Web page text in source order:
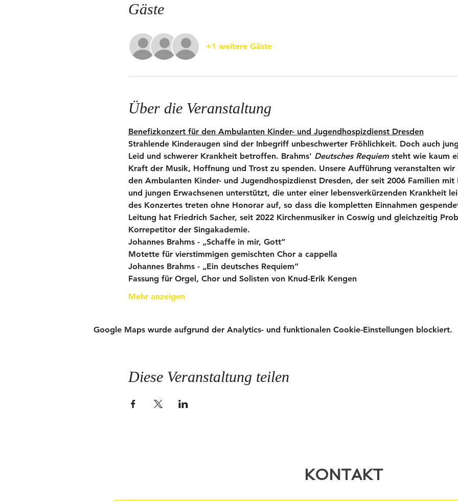
Gäste
+1 weitere Gäste
Über die Veranstaltung
Benefizkonzert für den Ambulanten Kinder- und Jugendhospizdienst Dresden
Strahlende Kinderaugen sind der Inbegriff unbeschwerter Fröhlichkeit. Doch auch
Leid und schwerer Krankheit betroffen. Brahms' Deutsches Requiem steht wie kaum
Kraft der Musik, Hoffnung und Trost zu spenden. Unsere Aufführung veranstalten
den Ambulanten Kinder- und Jugendhospizdienst Dresden, der seit 2006 Familien
und jungen Erwachsenen unterstützt, die unter einer lebensverkürzenden Krankheit
des Konzertes treten ohne Honorar auf, so dass die kompletten Einnahmen
Leitung hat Friedrich Sacher, seit 2022 Kirchenmusiker in Coswig und gleichzeitig
Korrepetitor der Singakademie.
Johannes Brahms - „Schaffe in mir, Gott“
Motette für vierstimmigen gemischten Chor a cappella
Johannes Brahms - „Ein deutsches Requiem“
Fassung für Orgel, Chor und Solisten von Knud-Erik Kengen
Mehr anzeigen
Google Maps wurde aufgrund der Analytics- und funktionalen Cookie-Einstellungen blockiert.
Diese Veranstaltung teilen
KONTAKT